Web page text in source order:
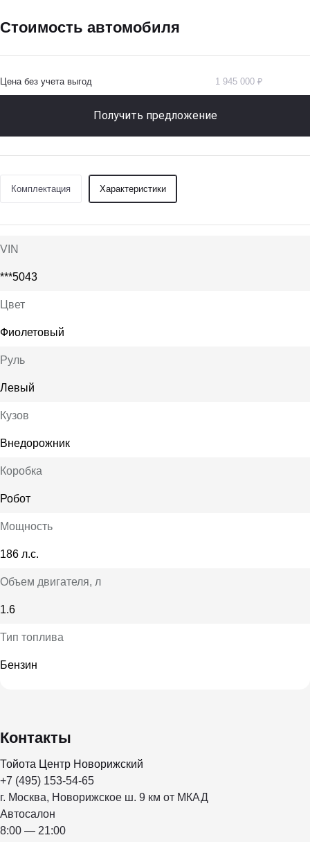
Стоимость автомобиля
Цена без учета выгод 1 945 000 ₽
Получить предложение
Комплектация Характеристики
VIN
***5043
Цвет
Фиолетовый
Руль
Левый
Кузов
Внедорожник
Коробка
Робот
Мощность
186 л.с.
Объем двигателя, л
1.6
Тип топлива
Бензин
Контакты
Тойота Центр Новорижский
+7 (495) 153-54-65
г. Москва, Новорижское ш. 9 км от МКАД
Автосалон
8:00 — 21:00